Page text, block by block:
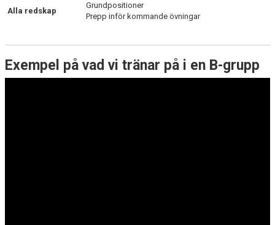
Alla redskap
Grundpositioner
Prepp inför kommande övningar
Exempel på vad vi tränar på i en B-grupp